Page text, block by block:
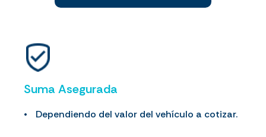
Suma Asegurada
Dependiendo del valor del vehículo a cotizar.